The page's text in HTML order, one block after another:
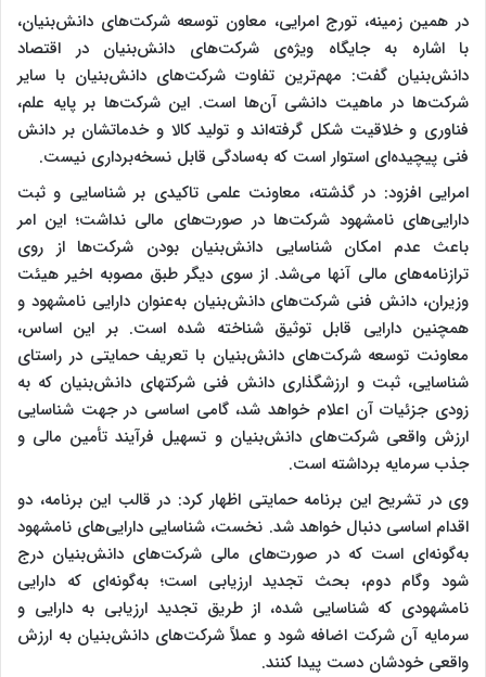
در همین زمینه، تورج امرایی، معاون توسعه شرکت‌های دانش‌بنیان،
با اشاره به جایگاه ویژه‌ی شرکت‌های دانش‌بنیان در اقتصاد
دانش‌بنیان گفت: مهم‌ترین تفاوت شرکت‌های دانش‌بنیان با سایر
شرکت‌ها در ماهیت دانشی آن‌ها است. این شرکت‌ها بر پایه‌ علم،
فناوری و خلاقیت شکل گرفته‌اند و تولید کالا و خدماتشان بر دانش
فنی پیچیده‌ای استوار است که به‌سادگی قابل نسخه‌برداری نیست.
امرایی افزود: در گذشته، معاونت علمی تاکیدی بر شناسایی و ثبت
دارایی­‌های نامشهود شرکت­‌ها در صورت­‌های مالی نداشت؛ این امر
باعث عدم امکان شناسایی دانش‌­بنیان بودن شرکت­‌ها از روی
ترازنامه‌های مالی آن­ها می­‌شد. از سوی دیگر طبق مصوبه اخیر هیئت
وزیران، دانش فنی شرکت‌های دانش‌بنیان به‌عنوان دارایی نامشهود و
همچنین دارایی قابل توثیق شناخته شده است. بر این اساس،
معاونت توسعه شرکت‌­های دانش­‌بنیان با تعریف حمایتی در راستای
شناسایی، ثبت و ارزشگذاری دانش فنی شرکت­های دانش‌­بنیان که به
زودی جزئیات آن اعلام خواهد شد، گامی اساسی در جهت شناسایی
ارزش واقعی شرکت‌های دانش‌بنیان و تسهیل فرآیند تأمین مالی و
جذب سرمایه برداشته است.
وی در تشریح این برنامه حمایتی اظهار کرد: در قالب این برنامه، دو
اقدام اساسی دنبال خواهد شد. نخست، شناسایی دارایی‌های نامشهود
به‌گونه‌ای است که در صورت‌های مالی شرکت‌های دانش‌بنیان درج
شود وگام دوم، بحث تجدید ارزیابی است؛ به‌گونه‌ای که دارایی
نامشهودی که شناسایی شده، از طریق تجدید ارزیابی به دارایی و
سرمایه آن شرکت اضافه شود و عملاً شرکت‌های دانش‌بنیان به ارزش
واقعی خودشان دست پیدا کنند.